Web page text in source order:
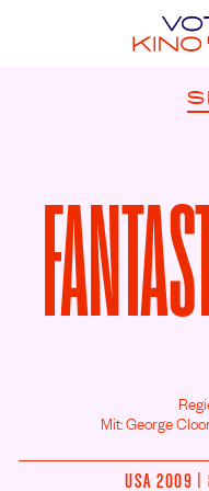
Mit: George
USA 2009 |